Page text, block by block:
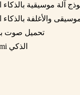
والأغلفة
تحميل صوت
مساعد Lumi الذكي